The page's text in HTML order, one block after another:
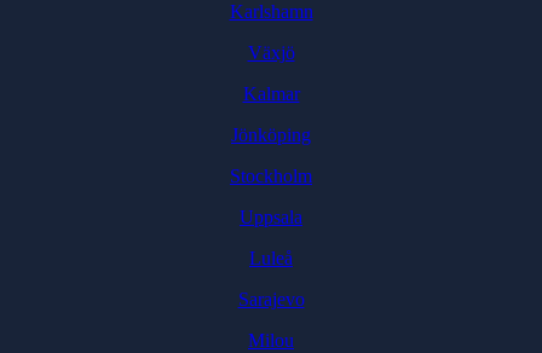
Karlshamn
Växjö
Kalmar
Jönköping
Stockholm
Uppsala
Luleå
Sarajevo
Milou